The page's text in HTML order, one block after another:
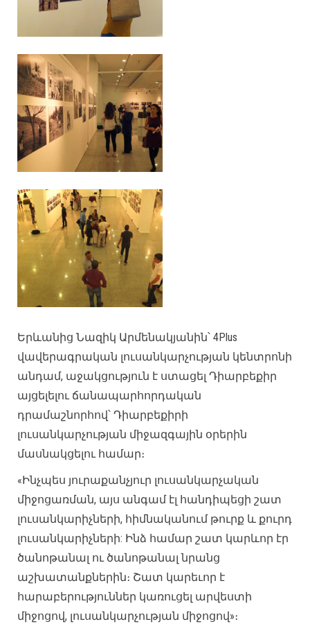
Երևանից Նազիկ Արմենակյանին՝ 4Plus
վավերագրական լուսանկարչության կենտրոնի
անդամ, աջակցություն է ստացել Դիարբեքիր
այցելելու ճանապարհորդական
դրամաշնորհով՝ Դիարբեքիրի
լուսանկարչության միջազգային օրերին
մասնակցելու համար։
«Ինչպես յուրաքանչյուր լուսանկարչական
միջոցառման, այս անգամ էլ հանդիպեցի շատ
լուսանկարիչների, հիմնականում թուրք և քուրդ
լուսանկարիչների: Ինձ համար շատ կարևոր էր
ծանոթանալ ու ծանոթանալ նրանց
աշխատանքներին։ Շատ կարեւոր է
հարաբերություններ կառուցել արվեստի
միջոցով, լուսանկարչության միջոցով»։